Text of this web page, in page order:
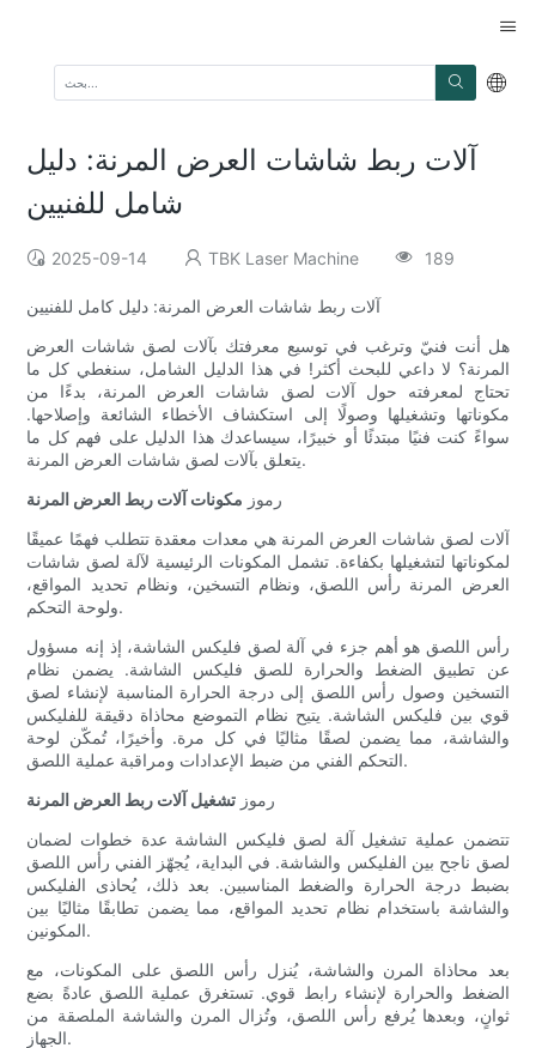
آلات ربط شاشات العرض المرنة: دليل
شامل للفنيين
2025-09-14 TBK Laser Machine 189
آلات ربط شاشات العرض المرنة: دليل كامل للفنيين
هل أنت فنيّ وترغب في توسيع معرفتك بآلات لصق شاشات العرض
المرنة؟ لا داعي للبحث أكثر! في هذا الدليل الشامل، سنغطي كل ما
تحتاج لمعرفته حول آلات لصق شاشات العرض المرنة، بدءًا من
مكوناتها وتشغيلها وصولًا إلى استكشاف الأخطاء الشائعة وإصلاحها.
سواءً كنت فنيًا مبتدئًا أو خبيرًا، سيساعدك هذا الدليل على فهم كل ما
يتعلق بآلات لصق شاشات العرض المرنة.
رموز مكونات آلات ربط العرض المرنة
آلات لصق شاشات العرض المرنة هي معدات معقدة تتطلب فهمًا عميقًا
لمكوناتها لتشغيلها بكفاءة. تشمل المكونات الرئيسية لآلة لصق شاشات
العرض المرنة رأس اللصق، ونظام التسخين، ونظام تحديد المواقع،
ولوحة التحكم.
رأس اللصق هو أهم جزء في آلة لصق فليكس الشاشة، إذ إنه مسؤول
عن تطبيق الضغط والحرارة للصق فليكس الشاشة. يضمن نظام
التسخين وصول رأس اللصق إلى درجة الحرارة المناسبة لإنشاء لصق
قوي بين فليكس الشاشة. يتيح نظام التموضع محاذاة دقيقة للفليكس
والشاشة، مما يضمن لصقًا مثاليًا في كل مرة. وأخيرًا، تُمكّن لوحة
التحكم الفني من ضبط الإعدادات ومراقبة عملية اللصق.
رموز تشغيل آلات ربط العرض المرنة
تتضمن عملية تشغيل آلة لصق فليكس الشاشة عدة خطوات لضمان
لصق ناجح بين الفليكس والشاشة. في البداية، يُجهّز الفني رأس اللصق
بضبط درجة الحرارة والضغط المناسبين. بعد ذلك، يُحاذى الفليكس
والشاشة باستخدام نظام تحديد المواقع، مما يضمن تطابقًا مثاليًا بين
المكونين.
بعد محاذاة المرن والشاشة، يُنزل رأس اللصق على المكونات، مع
الضغط والحرارة لإنشاء رابط قوي. تستغرق عملية اللصق عادةً بضع
ثوانٍ، وبعدها يُرفع رأس اللصق، وتُزال المرن والشاشة الملصقة من
الجهاز.